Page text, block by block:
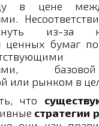
в цене
из-за
ценных бумаг
или рынком в
что
стратегии